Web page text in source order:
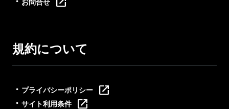
規約について
プライバシーポリシー
サイト利用条件